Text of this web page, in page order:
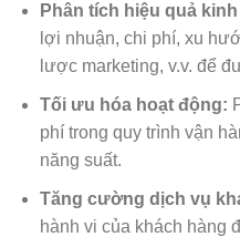
Phân tích hiệu quả
lợi nhuận, chi phí, xu
lược marketing, v.v. để
Tối ưu hóa hoạt động:
phí trong quy trình vận
năng suất.
Tăng cường dịch vụ
hành vi của khách hàng